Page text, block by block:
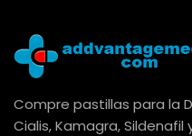
Compre pastillas para la
Cialis, Kamagra,